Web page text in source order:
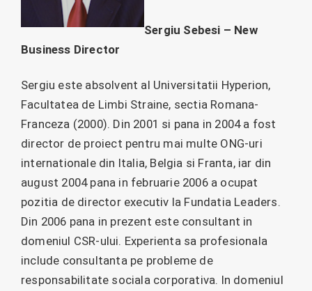
Sergiu Sebesi – New
Business Director
Sergiu este absolvent al Universitatii Hyperion,
Facultatea de Limbi Straine, sectia Romana-
Franceza (2000). Din 2001 si pana in 2004 a fost
director de proiect pentru mai multe ONG-uri
internationale din Italia, Belgia si Franta, iar din
august 2004 pana in februarie 2006 a ocupat
pozitia de director executiv la Fundatia Leaders.
Din 2006 pana in prezent este consultant in
domeniul CSR-ului. Experienta sa profesionala
include consultanta pe probleme de
responsabilitate sociala corporativa. In domeniul